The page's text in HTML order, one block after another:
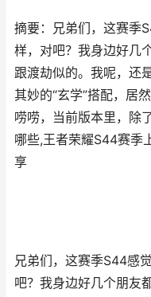
摘要：兄弟们，这赛季
样，对吧？我身边好几
跟渡劫似的。我呢，还
其妙的“玄学”搭配，居
唠唠，当前版本里，除
哪些,王者荣耀S44赛季
享
兄弟们，这赛季S44感
吧？我身边好几个朋友